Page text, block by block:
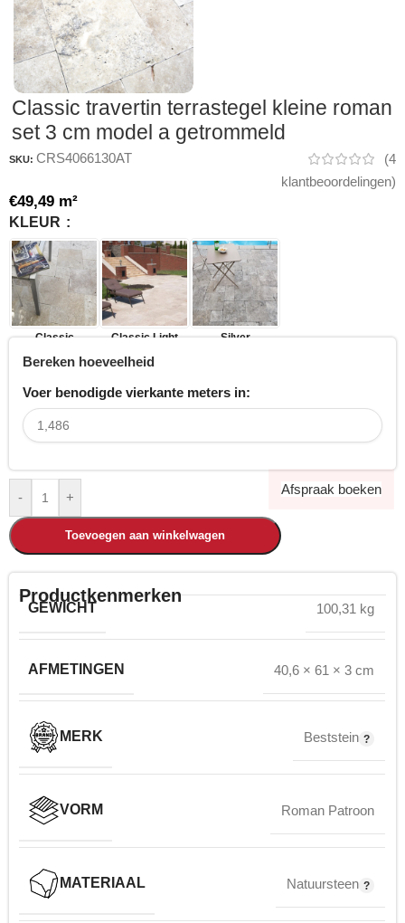
Classic travertin terrastegel kleine roman
set 3 cm model a getrommeld
SKU: CRS4066130AT (4
klantbeoordelingen)
€49,49 m²
KLEUR
Classic Classic Light Silver
Bereken hoeveelheid
Voer benodigde vierkante meters in:
- +
Toevoegen aan winkelwagen
Afspraak boeken
Productkenmerken
GEWICHT 100,31 kg
AFMETINGEN 40,6 × 61 × 3 cm
MERK Beststein
VORM Roman Patroon
MATERIAAL Natuursteen